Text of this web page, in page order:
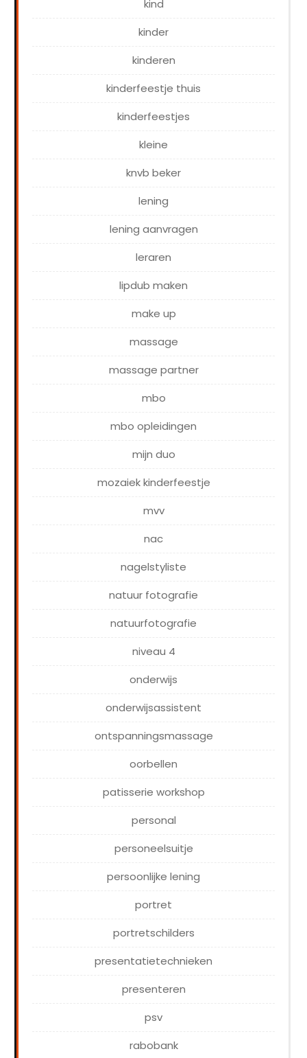
kind
kinder
kinderen
kinderfeestje thuis
kinderfeestjes
kleine
knvb beker
lening
lening aanvragen
leraren
lipdub maken
make up
massage
massage partner
mbo
mbo opleidingen
mijn duo
mozaiek kinderfeestje
mvv
nac
nagelstyliste
natuur fotografie
natuurfotografie
niveau 4
onderwijs
onderwijsassistent
ontspanningsmassage
oorbellen
patisserie workshop
personal
personeelsuitje
persoonlijke lening
portret
portretschilders
presentatietechnieken
presenteren
psv
rabobank